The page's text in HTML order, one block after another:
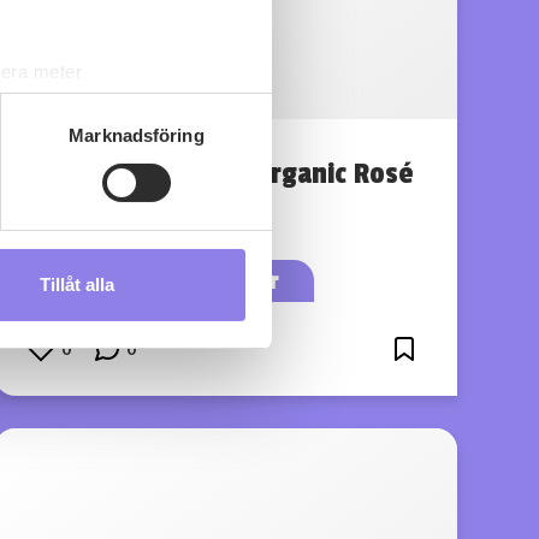
meter
. Du kan ändra
kombinera informationen
tjänster.
Marknadsföring
Tillåt alla
Ecologica Girasol Organic Rosé
köp 225 kr
0 0